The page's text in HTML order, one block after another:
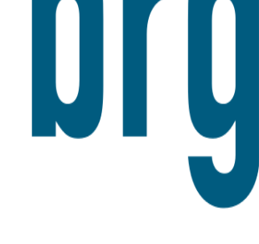
T